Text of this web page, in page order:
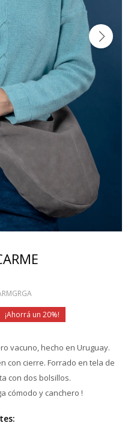
20
vacuno, hecho en Uruguay.
con cierre. Forrado en tela de
con dos bolsillos.
cómodo y canchero !